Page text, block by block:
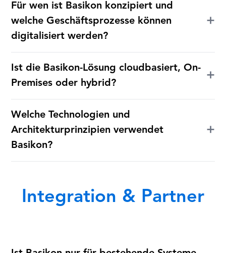
Für wen ist Basikon konzipiert und
welche Geschäftsprozesse können
digitalisiert werden?
+
Ist die Basikon-Lösung cloudbasiert, On-
Premises oder hybrid?
+
Welche Technologien und
Architekturprinzipien verwendet
Basikon?
+
Integration & Partner